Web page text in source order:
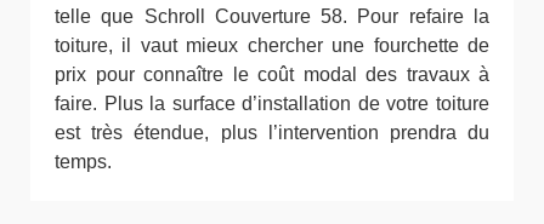
telle que Schroll Couverture 58. Pour refaire la
toiture, il vaut mieux chercher une fourchette de
prix pour connaître le coût modal des travaux à
faire. Plus la surface d’installation de votre toiture
est très étendue, plus l’intervention prendra du
temps.